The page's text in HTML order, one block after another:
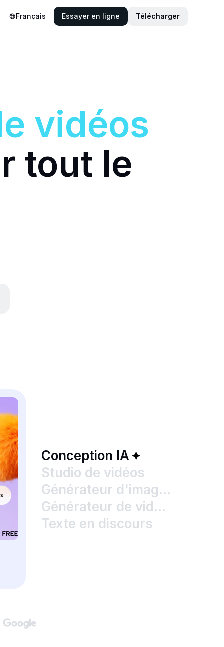
Français Essayer en ligne Télécharger
vidéos
tout le
Conception IA
Studio de vidéos
Générateur d'images IA
Générateur de vidéos IA
Texte en discours